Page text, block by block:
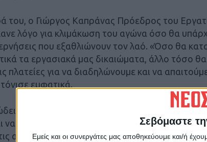
Σεβόμαστε
Εμείς και οι συνεργάτες μας αποθηκεύουμε και/ή
του, ο Γιώργος Καπράνας Πρόεδρος του
λόγο για κλιμάκωση του αγώνα όσο θα
που εξαθλιώνουν τον λαό. «Όσο θα
τα εργασιακά μας δικαιώματα, άλλο τόσο
πλατείες για να διαδηλώνουμε και να
εμφατικά.
συγκεντρώσεις εκατομμύρια κόσμος βγήκε
να τιμωρηθούν οι υπεύθυνοι για το έγκλημα
αιτίες που το προκάλεσαν. Και πάλι